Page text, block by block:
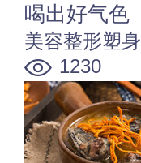
喝出好气色
美容整形塑身
1230